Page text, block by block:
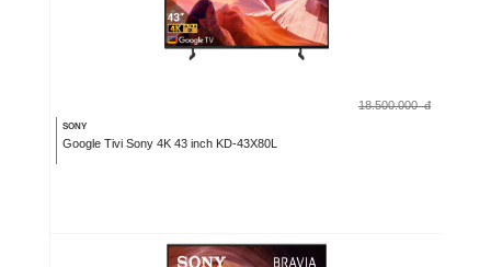
18.500.000 đ
SONY
Google Tivi Sony 4K 43 inch KD-43X80L